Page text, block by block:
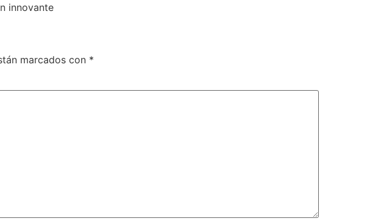
innovante
marcados con *